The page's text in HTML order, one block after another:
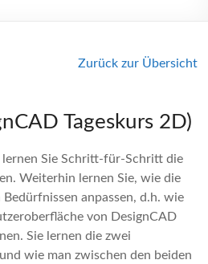
Zurück zur Übersicht
Tageskurs 2D)
lernen Sie Schritt-für-Schritt die
Weiterhin lernen Sie, wie die
anpassen, d.h. wie
von DesignCAD
Sie lernen die zwei
wie man zwischen den beiden